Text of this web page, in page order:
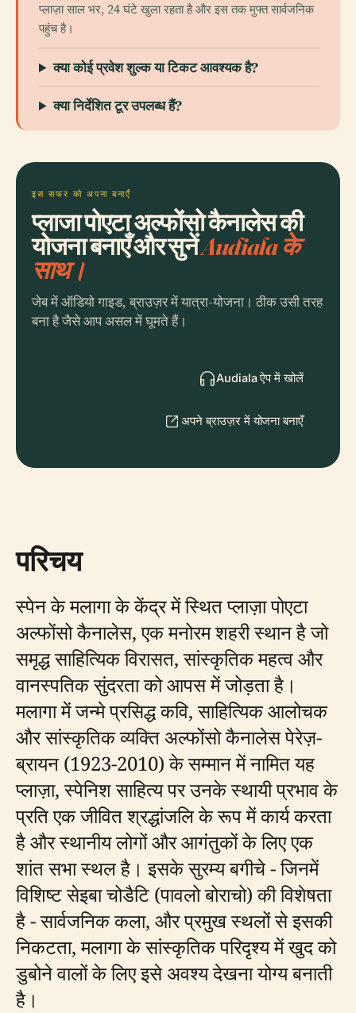
प्लाज़ा साल भर, 24 घंटे खुला रहता है और इस तक मुफ्त सार्वजनिक
पहुंच है।
क्या कोई प्रवेश शुल्क या टिकट आवश्यक है?
क्या निर्देशित टूर उपलब्ध हैं?
इस सफर को अपना बनाएँ
प्लाजा पोएटा अल्फोंसो कैनालेस की
योजना बनाएँ और सुनेंAudiala के
साथ।
जेब में ऑडियो गाइड, ब्राउज़र में यात्रा-योजना। ठीक उसी तरह
बना है जैसे आप असल में घूमते हैं।
Audiala ऐप में खोलें
अपने ब्राउज़र में योजना बनाएँ
परिचय
स्पेन के मलागा के केंद्र में स्थित प्लाज़ा पोएटा
अल्फोंसो कैनालेस, एक मनोरम शहरी स्थान है जो
समृद्ध साहित्यिक विरासत, सांस्कृतिक महत्व और
वानस्पतिक सुंदरता को आपस में जोड़ता है।
मलागा में जन्मे प्रसिद्ध कवि, साहित्यिक आलोचक
और सांस्कृतिक व्यक्ति अल्फोंसो कैनालेस पेरेज़-
ब्रायन (1923-2010) के सम्मान में नामित यह
प्लाज़ा, स्पेनिश साहित्य पर उनके स्थायी प्रभाव के
प्रति एक जीवित श्रद्धांजलि के रूप में कार्य करता
है और स्थानीय लोगों और आगंतुकों के लिए एक
शांत सभा स्थल है। इसके सुरम्य बगीचे - जिनमें
विशिष्ट सेइबा चोडैटि (पावलो बोराचो) की विशेषता
है - सार्वजनिक कला, और प्रमुख स्थलों से इसकी
निकटता, मलागा के सांस्कृतिक परिदृश्य में खुद को
डुबोने वालों के लिए इसे अवश्य देखना योग्य बनाती
है।